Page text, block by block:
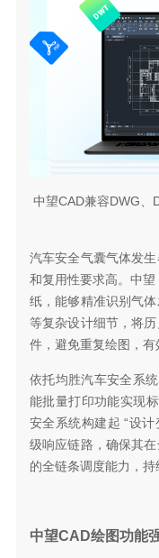
中望CAD兼容DWG、
汽车安全气囊气体发
和复用性要求高。中
纸，能够精准识别气
等复杂设计细节，将
件，避免重复绘图，有
依托均胜汽车安全系
能批量打印功能实现
安全系统构建起 “设
级响应链路，确保其
的全链条调度能力，持
中望CAD绘图功能